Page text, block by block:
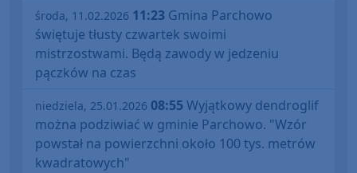
środa, 11.02.2026 11:23 Gmina Parchowo
świętuje tłusty czwartek swoimi
mistrzostwami. Będą zawody w jedzeniu
pączków na czas
niedziela, 25.01.2026 08:55 Wyjątkowy dendroglif
można podziwiać w gminie Parchowo. "Wzór
powstał na powierzchni około 100 tys. metrów
kwadratowych"